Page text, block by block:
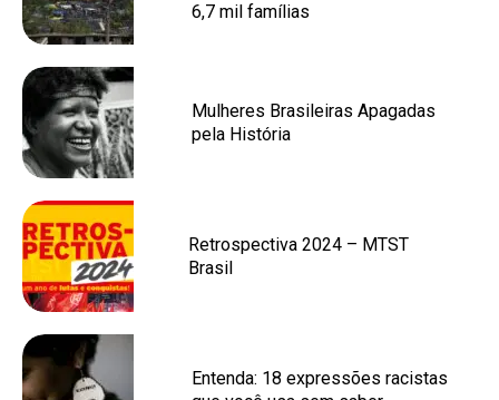
6,7 mil famílias
Mulheres Brasileiras Apagadas
pela História
Retrospectiva 2024 – MTST
Brasil
Entenda: 18 expressões racistas